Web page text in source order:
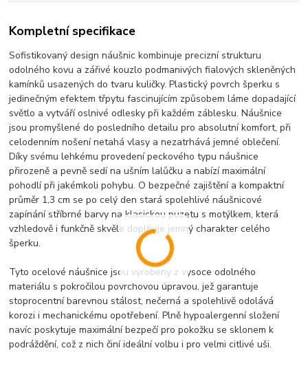
Kompletní specifikace
Sofistikovaný design náušnic kombinuje precizní strukturu
odolného kovu a zářivé kouzlo podmanivých fialových skleněných
kamínků usazených do tvaru kuličky. Plastický povrch šperku s
jedinečným efektem třpytu fascinujícím způsobem láme dopadající
světlo a vytváří oslnivé odlesky při každém záblesku. Náušnice
jsou promyšlené do posledního detailu pro absolutní komfort, při
celodenním nošení netahá vlasy a nezatrhává jemné oblečení.
Díky svému lehkému provedení peckového typu náušnice
přirozeně a pevně sedí na ušním lalůčku a nabízí maximální
pohodlí při jakémkoli pohybu. O bezpečné zajištění a kompaktní
průměr 1,3 cm se po celý den stará spolehlivé náušnicové
zapínání stříbrné barvy na klasickou puzetu s motýlkem, která
vzhledově i funkčně skvěle doplňuje jemný charakter celého
šperku.
Tyto ocelové náušnice jsou vyrobeny z vysoce odolného
materiálu s pokročilou povrchovou úpravou, jež garantuje
stoprocentní barevnou stálost, nečerná a spolehlivě odolává
korozi i mechanickému opotřebení. Plně hypoalergenní složení
navíc poskytuje maximální bezpečí pro pokožku se sklonem k
podráždění, což z nich činí ideální volbu i pro velmi citlivé uši.